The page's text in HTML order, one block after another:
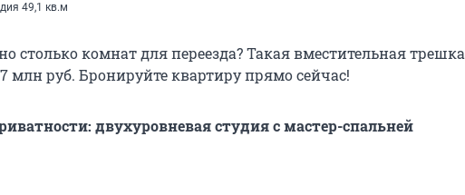
49,1 кв.м
столько комнат для переезда? Такая вместительная трешка
млн руб. Бронируйте квартиру прямо сейчас!
двухуровневая студия с мастер-спальней